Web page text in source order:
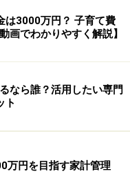
は3000万円？ 子育て費
画でわかりやすく解説】
なら誰？活用したい専門
ト
万円を目指す家計管理